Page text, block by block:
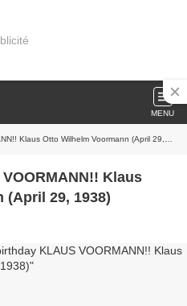
MENU
Klaus Otto Wilhelm Voormann (April 29, 1938)
Klaus
(April 29, 1938)